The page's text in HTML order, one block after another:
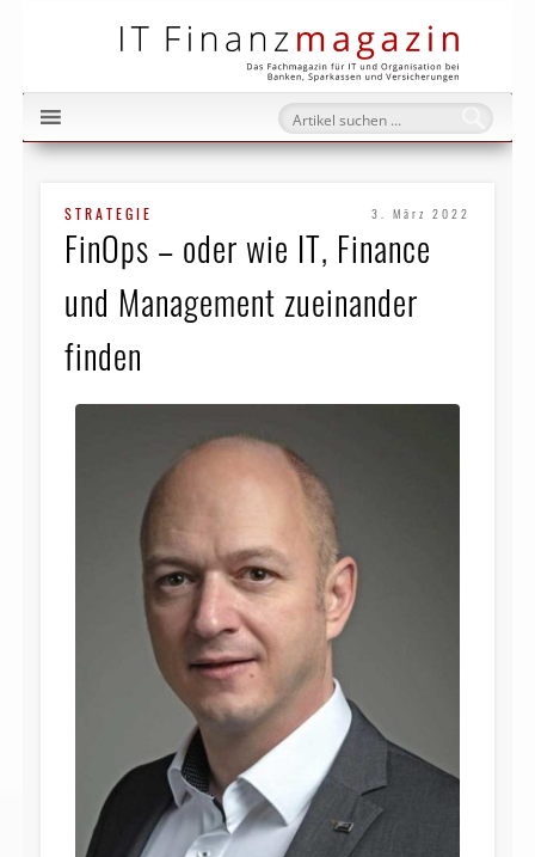
STRATEGIE 3. März 2022
FinOps – oder wie IT, Finance
und Management zueinander
finden